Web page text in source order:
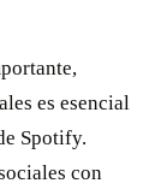
es esencial
Spotify.
con